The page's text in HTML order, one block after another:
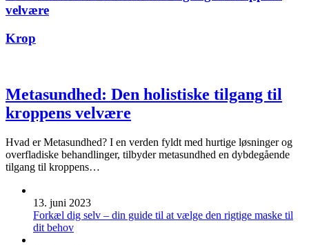
velvære
Krop
Metasundhed: Den holistiske tilgang til
kroppens velvære
Hvad er Metasundhed? I en verden fyldt med hurtige løsninger og
overfladiske behandlinger, tilbyder metasundhed en dybdegående
tilgang til kroppens…
13. juni 2023
Forkæl dig selv – din guide til at vælge den rigtige maske til
dit behov